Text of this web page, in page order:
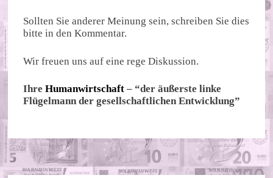
Sollten Sie anderer Meinung sein, schreiben Sie dies
bitte in den Kommentar.
Wir freuen uns auf eine rege Diskussion.
IhreHumanwirtschaft – “der äußerste linke
Flügelmann der gesellschaftlichen Entwicklung”